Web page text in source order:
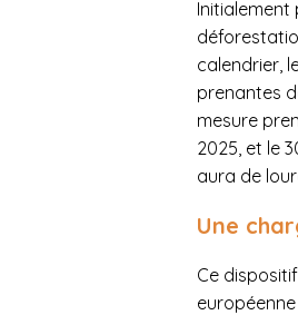
Initialement
calendrier,
prenantes
mesure
2025, et le
aura de
Une
Ce